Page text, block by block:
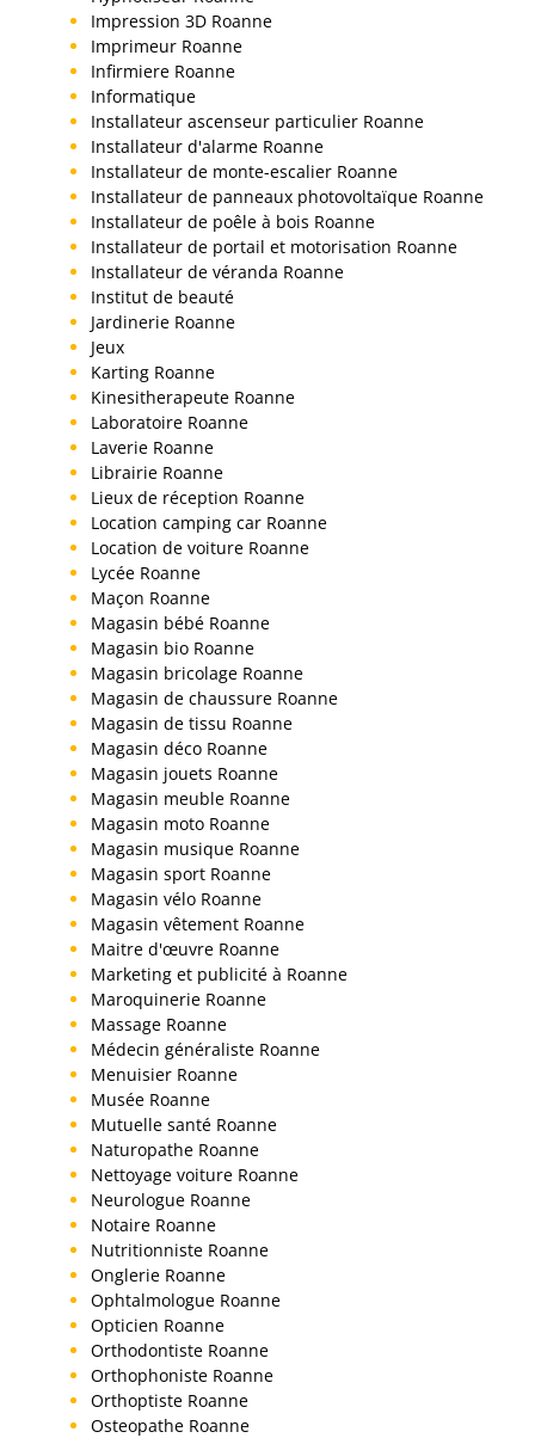
Impression 3D Roanne
Imprimeur Roanne
Infirmiere Roanne
Informatique
Installateur ascenseur particulier Roanne
Installateur d'alarme Roanne
Installateur de monte-escalier Roanne
Installateur de panneaux photovoltaïque Roanne
Installateur de poêle à bois Roanne
Installateur de portail et motorisation Roanne
Installateur de véranda Roanne
Institut de beauté
Jardinerie Roanne
Jeux
Karting Roanne
Kinesitherapeute Roanne
Laboratoire Roanne
Laverie Roanne
Librairie Roanne
Lieux de réception Roanne
Location camping car Roanne
Location de voiture Roanne
Lycée Roanne
Maçon Roanne
Magasin bébé Roanne
Magasin bio Roanne
Magasin bricolage Roanne
Magasin de chaussure Roanne
Magasin de tissu Roanne
Magasin déco Roanne
Magasin jouets Roanne
Magasin meuble Roanne
Magasin moto Roanne
Magasin musique Roanne
Magasin sport Roanne
Magasin vélo Roanne
Magasin vêtement Roanne
Maitre d'œuvre Roanne
Marketing et publicité à Roanne
Maroquinerie Roanne
Massage Roanne
Médecin généraliste Roanne
Menuisier Roanne
Musée Roanne
Mutuelle santé Roanne
Naturopathe Roanne
Nettoyage voiture Roanne
Neurologue Roanne
Notaire Roanne
Nutritionniste Roanne
Onglerie Roanne
Ophtalmologue Roanne
Opticien Roanne
Orthodontiste Roanne
Orthophoniste Roanne
Orthoptiste Roanne
Osteopathe Roanne